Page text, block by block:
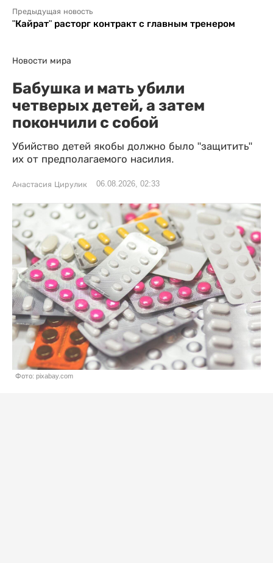
Предыдущая новость
"Кайрат" расторг контракт с главным тренером
Новости мира
Бабушка и мать убили
четверых детей, а затем
покончили с собой
Убийство детей якобы должно было "защитить"
их от предполагаемого насилия.
Анастасия Цирулик 06.08.2026, 02:33
Фото: pixabay.com